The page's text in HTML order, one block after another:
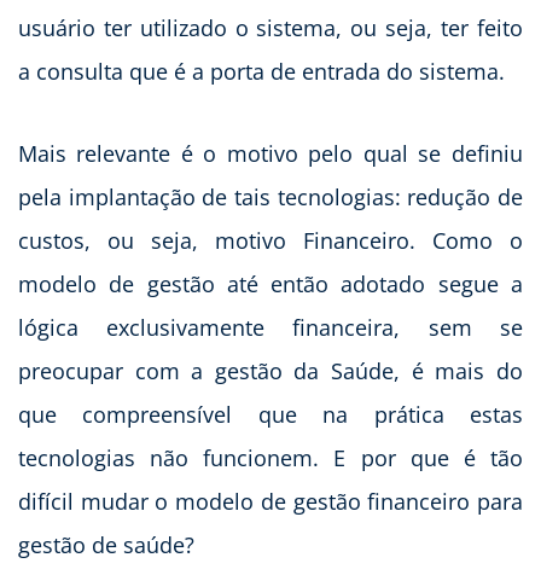
usuário ter utilizado o sistema, ou seja, ter feito
a consulta que é a porta de entrada do sistema.
Mais relevante é o motivo pelo qual se definiu
pela implantação de tais tecnologias: redução de
custos, ou seja, motivo Financeiro. Como o
modelo de gestão até então adotado segue a
lógica exclusivamente financeira, sem se
preocupar com a gestão da Saúde, é mais do
que compreensível que na prática estas
tecnologias não funcionem. E por que é tão
difícil mudar o modelo de gestão financeiro para
gestão de saúde?